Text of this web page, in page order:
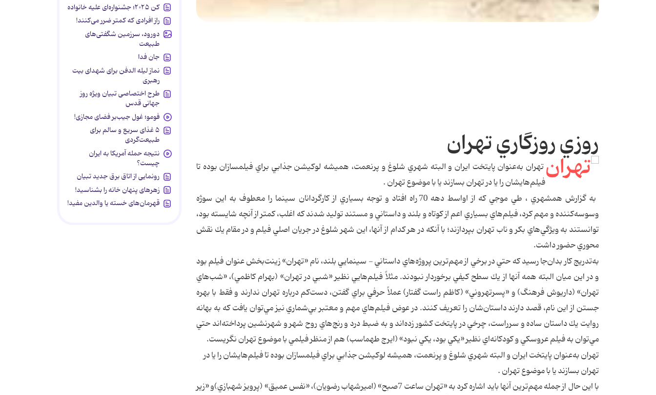
روزي روزگاري تهران
تهران به‌عنوان پايتخت ايران و البته شهري شلوغ و پرنعمت، هميشه لوكيشن جذابي براي فيلمسازان بوده تا
فيلم‌هايشان را يا در تهران بسازند يا با موضوع تهران .
به گزارش همشهري ، طي موجي كه از اواسط دهه 70 راه افتاد و توجه بسياري از كارگردانان سينما را معطوف به اين سوژه
وسوسه‌كننده و مهم كرد، فيلم‌هاي بسياري اعم از كوتاه و بلند و داستاني و مستند توليد شدند كه اغلب، كمتر از آنچه شايسته بود،
توانستند به ويژگي‌هاي بكر و ناب تهران بپردازند؛ با آنكه در هر كدام از آنها، اين شهر شلوغ در جريان اصلي فيلم و در مقام يك نقش
محوري حضور داشت.
به‌تدريج كار بدان‌جا رسيد كه حتي در برخي از مهم‌ترين پروژه‌هاي داستاني - سينمايي بلند، نام «تهران» زينت‌بخش عنوان فيلم بود
و در اين ميان البته همه آنها از يك سطح كيفي برخوردار نبودند. مثلاً فيلم‌هايي نظير «شبي در تهران» (بهرام كاظمي)، «شب‌هاي
تهران» (داريوش فرهنگ) و «پسرتهروني» (كاظم راست گفتار) عملاً حرفي براي گفتن، دست‌كم درباره تهران ندارند و فقط با بهره
جستن از اين نام، قصد دارند داستان‌شان را تعريف كنند. در عوض فيلم‌هاي مهم و معتبر بي‌شماري نيز مي‌توان يافت كه به بهانه
روايت يك داستان ساده و سرراست، چرخي در پايتخت كشور زده‌اند و به ضبط درد و رنج‌هاي روح شهر و شهرنشين پرداخته‌اند‌ حتي
مي‌توان به فيلم عروسكي و كودكانه‌اي نظير «يكي بود، يكي نبود» (ايرج طهماسب) هم از منظر فيلمي با موضوع تهران نگريست.
تهران به‌عنوان پايتخت ايران و البته شهري شلوغ و پرنعمت، هميشه لوكيشن جذابي براي فيلمسازان بوده تا فيلم‌هايشان را يا در
تهران بسازند يا با موضوع تهران .
با اين حال از جمله مهم‌ترين آنها بايد اشاره كرد به «تهران ساعت 7‌صبح» (اميرشهاب رضويان)، «نفس عميق» (پرويز شهبازي)و «زير
کن ۲۰۲۵؛ جشنواره‌ای علیه خانواده
راز افرادی که کمتر ضرر می‌کنند!
دورود، سرزمین شگفتی‌های
طبیعت
جان فدا
نماز لیله الدفن برای شهدای بیت
رهبری
طرح اختصاصی تبیان ویژه روز
جهانی قدس
فومو؛ غول جیب‌بر فضای مجازی!
۵ غذای سریع و سالم برای
طبیعت‌گردی
نتیجه حمله آمریکا به ایران
چیست؟
رونمایی از اتاق برق جدید تبیان
زهرهای پنهان خانه را بشناسید!
قهرمان‌های خسته یا والدین مفید!